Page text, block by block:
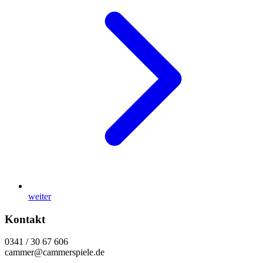
weiter
Kontakt
0341 / 30 67 606
cammer@cammerspiele.de